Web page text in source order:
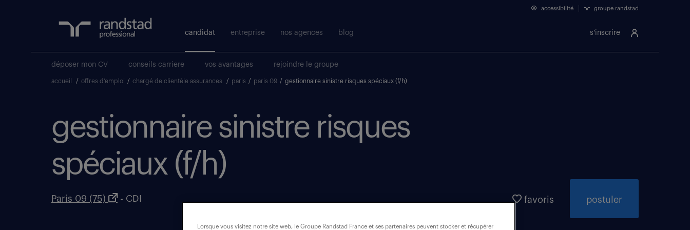
s'inscrire
accessibilité groupe randstad
candidat entreprise nos agences blog
déposer mon CV conseils carriere vos avantages rejoindre le groupe
accueil / offres d'emploi / chargé de clientèle assurances / paris / paris 09 / gestionnaire sinistre risques spéciaux (f/h)
gestionnaire sinistre risques
spéciaux (f/h)
Paris 09 (75) - CDI postuler
favoris
Lorsque vous visitez notre site web, le Groupe Randstad France et ses partenaires peuvent stocker et récupérer